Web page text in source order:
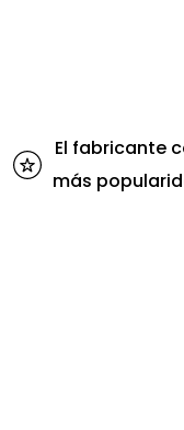
El fabricante
más